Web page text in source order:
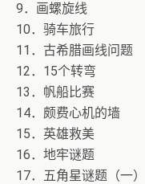
9．画螺旋线
10．骑车旅行
11．古希腊画线问题
12．15个转弯
13．帆船比赛
14．颇费心机的墙
15．英雄救美
16．地牢谜题
17．五角星谜题（一）